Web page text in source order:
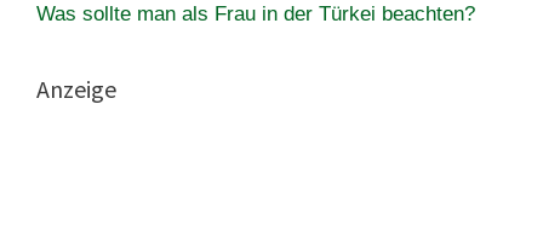
Was sollte man als Frau in der Türkei beachten?
Anzeige